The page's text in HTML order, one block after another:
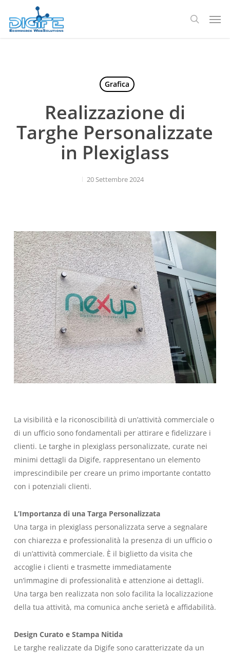
contenuto
ricerca
Grafica
Realizzazione di
Targhe Personalizzate
in Plexiglass
20 Settembre 2024
La visibilità e la riconoscibilità di un’attività commerciale o
di un ufficio sono fondamentali per attirare e fidelizzare i
clienti. Le targhe in plexiglass personalizzate, curate nei
minimi dettagli da Digife, rappresentano un elemento
imprescindibile per creare un primo importante contatto
con i potenziali clienti.
L’Importanza di una Targa Personalizzata
Una targa in plexiglass personalizzata serve a segnalare
con chiarezza e professionalità la presenza di un ufficio o
di un’attività commerciale. È il biglietto da visita che
accoglie i clienti e trasmette immediatamente
un’immagine di professionalità e attenzione ai dettagli.
Una targa ben realizzata non solo facilita la localizzazione
della tua attività, ma comunica anche serietà e affidabilità.
Design Curato e Stampa Nitida
Le targhe realizzate da Digife sono caratterizzate da un